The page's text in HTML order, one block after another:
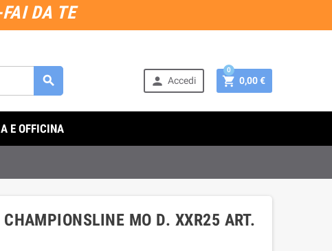
DA TE
  Accedi  0,00 €
0
E OFFICINA
MO D. XXR25 ART.